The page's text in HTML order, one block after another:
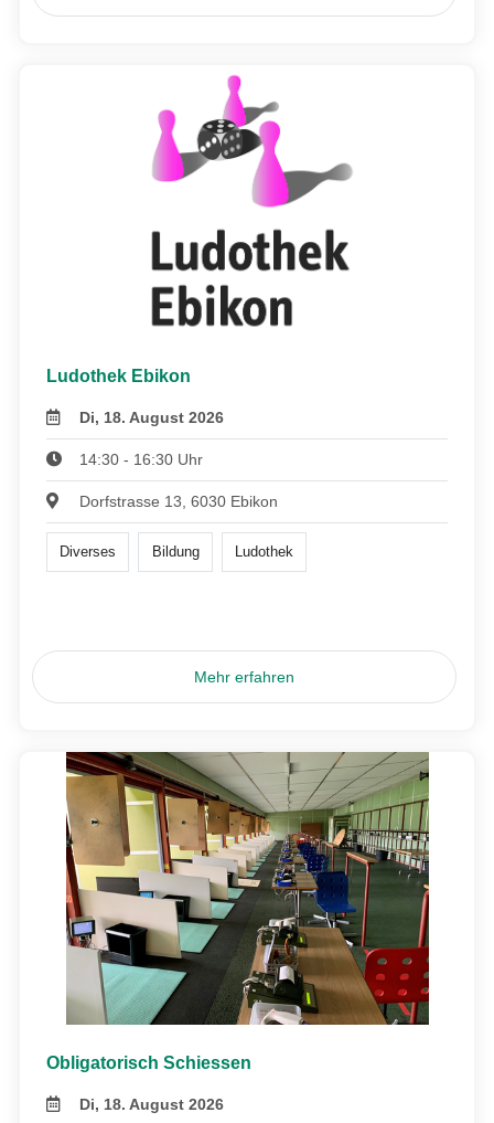
Ludothek Ebikon
Di, 18. August 2026
14:30 - 16:30 Uhr
Dorfstrasse 13, 6030 Ebikon
Diverses Bildung Ludothek
Mehr erfahren
Obligatorisch Schiessen
Di, 18. August 2026